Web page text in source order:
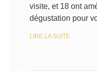
visite, et 18 ont
dégustation pour
LIRE LA SUITE